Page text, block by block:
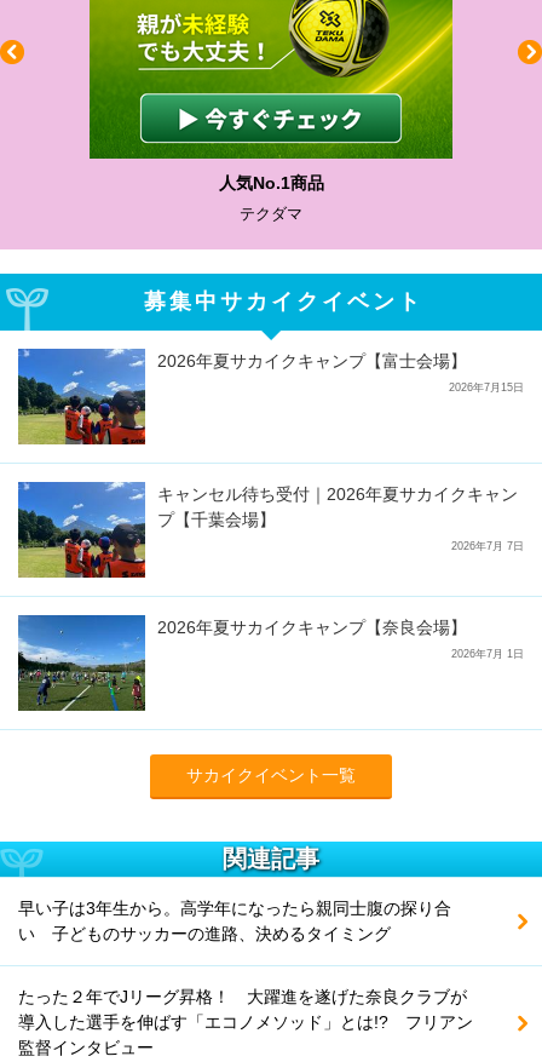
人気No.1商品
テクダマ
募集中サカイクイベント
2026年夏サカイクキャンプ【富士会場】
2026年7月15日
キャンセル待ち受付｜2026年夏サカイクキャン
プ【千葉会場】
2026年7月 7日
2026年夏サカイクキャンプ【奈良会場】
2026年7月 1日
サカイクイベント一覧
関連記事
早い子は3年生から。高学年になったら親同士腹の探り合
い 子どものサッカーの進路、決めるタイミング
たった２年でJリーグ昇格！ 大躍進を遂げた奈良クラブが
導入した選手を伸ばす「エコノメソッド」とは!? フリアン
監督インタビュー